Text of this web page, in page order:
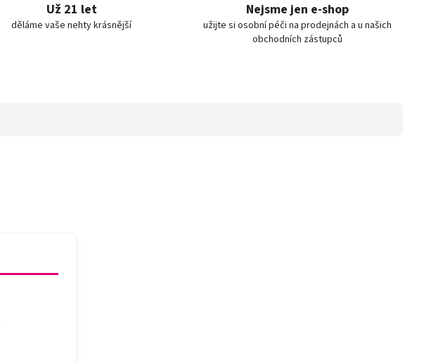
Už 21 let
děláme vaše nehty krásnější
Nejsme jen e-shop
užijte si osobní péči na prodejnách a u našich
obchodních zástupců